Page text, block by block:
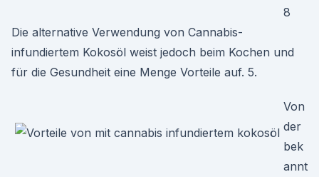
8
Die alternative Verwendung von Cannabis-
infundiertem Kokosöl weist jedoch beim Kochen und
für die Gesundheit eine Menge Vorteile auf. 5.
Von
der
bek
annt